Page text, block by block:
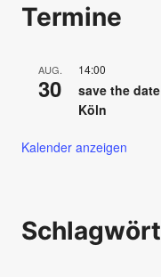
Termine
AUG.
30
14:00
save the
Köln
Kalender anzeigen